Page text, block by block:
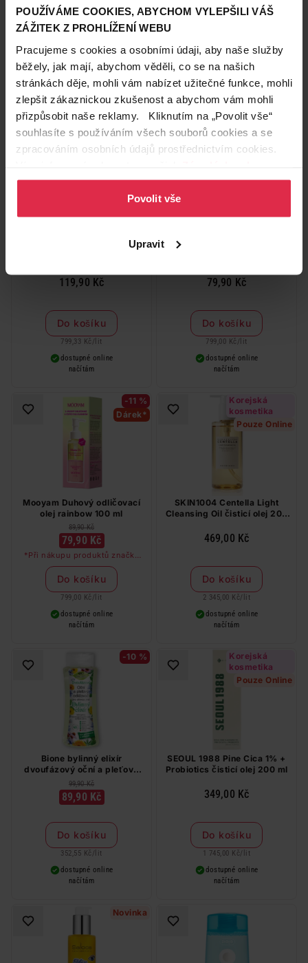
POUŽÍVÁME COOKIES, ABYCHOM VYLEPŠILI VÁŠ
ZÁŽITEK Z PROHLÍŽENÍ WEBU
Pracujeme s cookies a osobními údaji, aby naše služby
běžely, jak mají, abychom věděli, co se na našich
stránkách děje, mohli vám nabízet užitečné funkce, mohli
zlepšit zákaznickou zkušenost a abychom vám mohli
přizpůsobit naše reklamy. Kliknutím na „Povolit vše“
souhlasíte s používáním všech souborů cookies a se
zpracováním osobních údajů prostřednictvím cookies.
osobních údajů.
Povolit vše
Upravit
smíšenou pleť 125 ml
116,90 Kč
Do košíku
935,20 Kč /lit
dostupné online
načítám
Do košíku
799,00 Kč/lit
dostupné online
načítám
119,90 Kč
Do košíku
799,33 Kč / lit
dostupné online
načítám
Naše značka
Floré bylinný odličovač očí
79,90 Kč
Do košíku
799,00 Kč / lit
dostupné online
načítám
-11 %
Dárek*
Mooyam Duhový odličovací
olej rainbow 100 ml
89,90 Kč
79,90 Kč
*Při nákupu produktů značky
Mooyam nad 99 Kč dostanete
kolagenovou masku zdarma
Do košíku
799,00 Kč / lit
dostupné online
načítám
Korejská
kosmetika
Pouze Online
SKIN1004 Centella Light
Cleansing Oil čisticí olej 200
469,00 Kč
Do košíku
2 345,00 Kč/ lit
dostupné online
načítám
-10 %
Bione bylinný elixír
dvoufázový oční a pleťový
odličovač 255 ml
99,90 Kč
89,90 Kč
Do košíku
352,55 Kč / lit
dostupné online
načítám
Korejská
kosmetika
Pouze Online
SEOUL 1988 Pine Cica 1% +
Probiotics čisticí olej 200 ml
349,00 Kč
Do košíku
1 745,00 Kč/ lit
dostupné online
načítám
Novinka